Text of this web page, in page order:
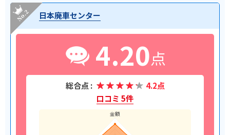
日本廃車センター
4.20点
総合点 :
4.2点
口コミ 5件
金額